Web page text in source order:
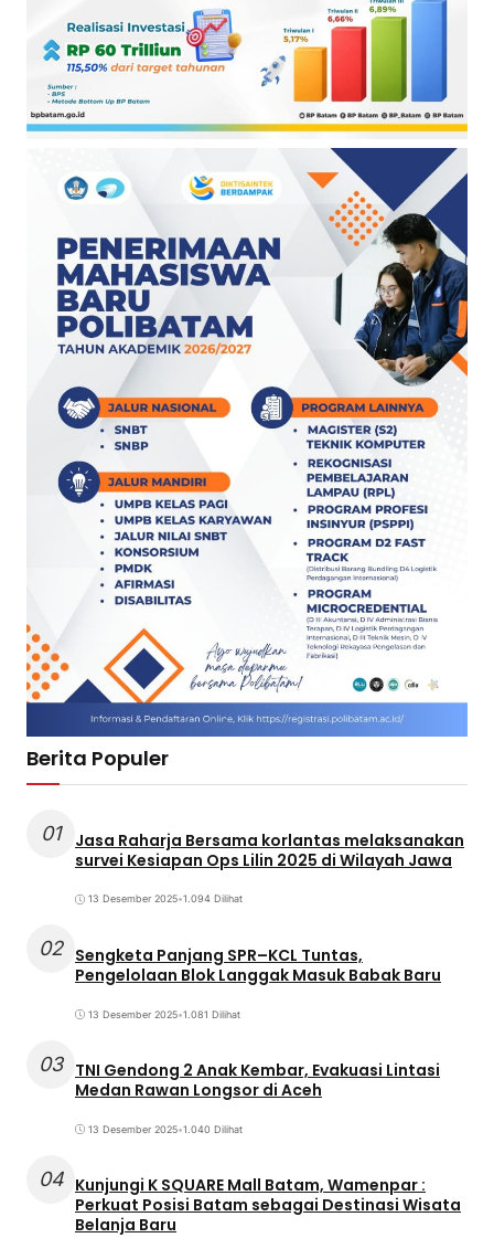
Berita Populer
01
Jasa Raharja Bersama korlantas melaksanakan
survei Kesiapan Ops Lilin 2025 di Wilayah Jawa
13 Desember 2025•1.094 Dilihat
02 Sengketa Panjang SPR–KCL Tuntas,
Pengelolaan Blok Langgak Masuk Babak Baru
13 Desember 2025•1.081 Dilihat
03 TNI Gendong 2 Anak Kembar, Evakuasi Lintasi
Medan Rawan Longsor di Aceh
13 Desember 2025•1.040 Dilihat
04 Kunjungi K SQUARE Mall Batam, Wamenpar :
Perkuat Posisi Batam sebagai Destinasi Wisata
Belanja Baru